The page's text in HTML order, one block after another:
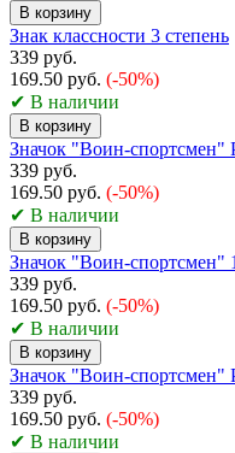
В корзину
Знак классности 3 степень
339 руб.
169.50 руб. (-50%)
✔ В наличии
В корзину
Значок "Воин-спортсмен"
339 руб.
169.50 руб. (-50%)
✔ В наличии
В корзину
Значок "Воин-спортсмен"
339 руб.
169.50 руб. (-50%)
✔ В наличии
В корзину
Значок "Воин-спортсмен"
339 руб.
169.50 руб. (-50%)
✔ В наличии